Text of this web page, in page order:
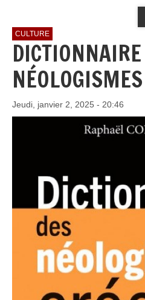
CULTURE
Jeudi, janvier 2, 2025 - 20:46